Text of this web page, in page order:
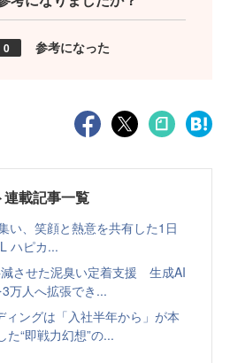
0 参考になった
載記事一覧
い、笑顔と熱意を共有した1日
ハピカ...
させた泥臭い定着支援 生成AI
万人へ拡張でき...
ィングは「入社半年から」が本
“即戦力幻想”の...